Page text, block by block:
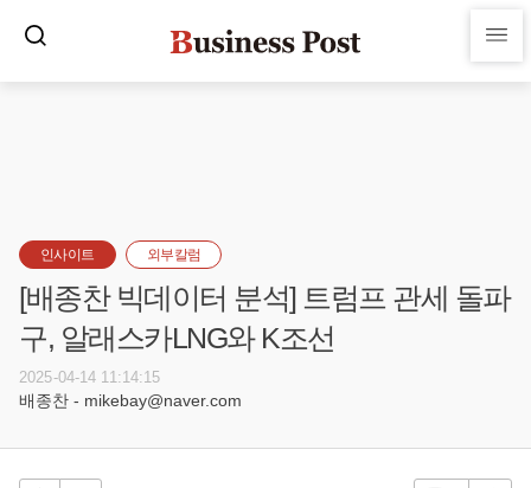
인사이트 외부칼럼
[배종찬 빅데이터 분석] 트럼프 관세 돌파
구, 알래스카LNG와 K조선
2025-04-14 11:14:15
배종찬 - mikebay@naver.com